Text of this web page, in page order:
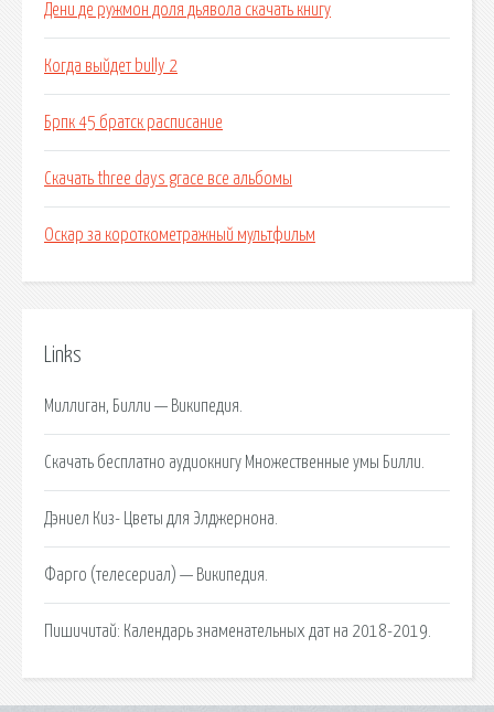
Дени де ружмон доля дьявола скачать книгу
Когда выйдет bully 2
Брпк 45 братск расписание
Скачать three days grace все альбомы
Оскар за короткометражный мультфильм
Links
Миллиган, Билли — Википедия.
Скачать бесплатно аудиокнигу Множественные умы Билли.
Дэниел Киз- Цветы для Элджернона.
Фарго (телесериал) — Википедия.
Пишичитай: Календарь знаменательных дат на 2018-2019.